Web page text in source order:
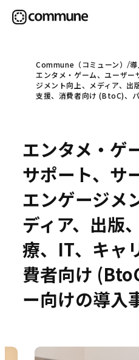
Communeについて
事例
セミナー
お役立ち情報
Commune（コミューン）
エンタメ・ゲーム、ユーザー
ジメント向上、メディア、
支援、消費者向け (BtoC)、
エンタメ・ゲ
サポート、サ
エンゲージメ
ディア、出版
療、IT、キャ
費者向け
ー向けの導入